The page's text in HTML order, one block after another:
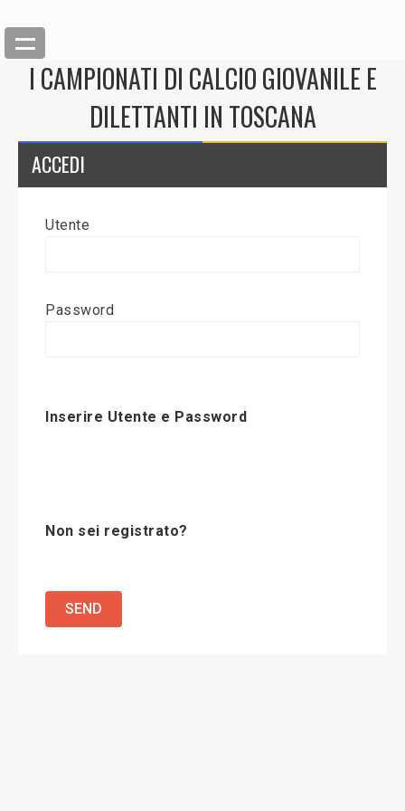
Back
Modifica News
I CAMPIONATI DI CALCIO GIOVANILE E
DILETTANTI IN TOSCANA
ACCEDI
Utente
Password
Inserire Utente e Password
Non sei registrato?